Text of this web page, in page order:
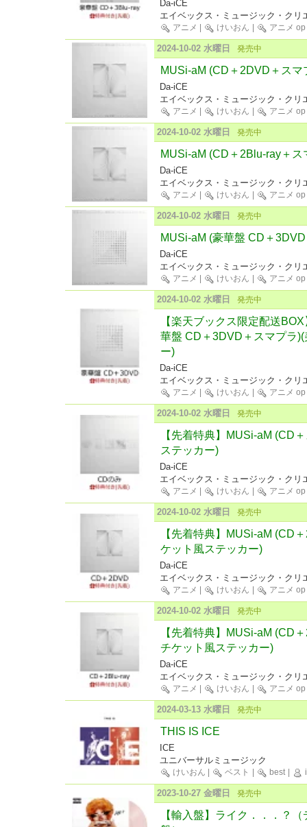
Da-iCE
エイベックス・ミュージック・クリ
アニメ けいおん アニメ op
2024-10-02 水曜日 発売中
MUSi-aM (CD＋2DVD＋スマ
Da-iCE
エイベックス・ミュージック・クリ
アニメ けいおん アニメ op
2024-10-02 水曜日 発売中
MUSi-aM (CD＋2Blu-ray＋ス
Da-iCE
エイベックス・ミュージック・クリ
アニメ けいおん アニメ op
2024-10-02 水曜日 発売中
MUSi-aM (豪華盤 CD＋
Da-iCE
エイベックス・ミュージック・クリ
アニメ けいおん アニメ op
2024-10-02 水曜日 発売中
【楽天ブックス限定配送
華盤 CD＋3DVD＋スマプラ
ー)
Da-iCE
エイベックス・ミュージック・クリ
アニメ けいおん アニメ op
2024-10-02 水曜日 発売中
【先着特典】MUSi-aM (CD
ステッカー)
Da-iCE
エイベックス・ミュージック・クリ
アニメ けいおん アニメ op
2024-10-02 水曜日 発売中
【先着特典】MUSi-aM (CD
ケット風ステッカー)
Da-iCE
エイベックス・ミュージック・クリ
アニメ けいおん アニメ op
2024-10-02 水曜日 発売中
【先着特典】MUSi-aM (CD
チケット風ステッカー)
Da-iCE
エイベックス・ミュージック・クリ
アニメ けいおん アニメ op
2024-03-13 水曜日 発売中
THIS IS ICE
ICE
ユニバーサルミュージック
けいおん ベスト best
2023-10-27 金曜日 発売中
【輸入盤】ライク．．．？